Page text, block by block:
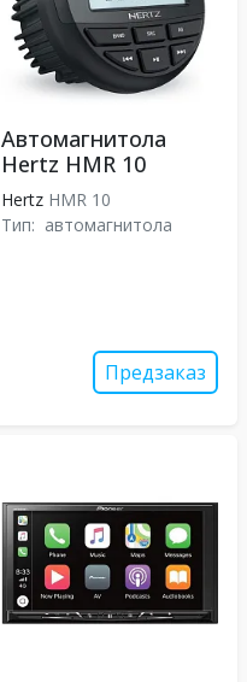
Автомагнитола
Hertz HMR 10
Hertz HMR 10
Тип: автомагнитола
Предзаказ